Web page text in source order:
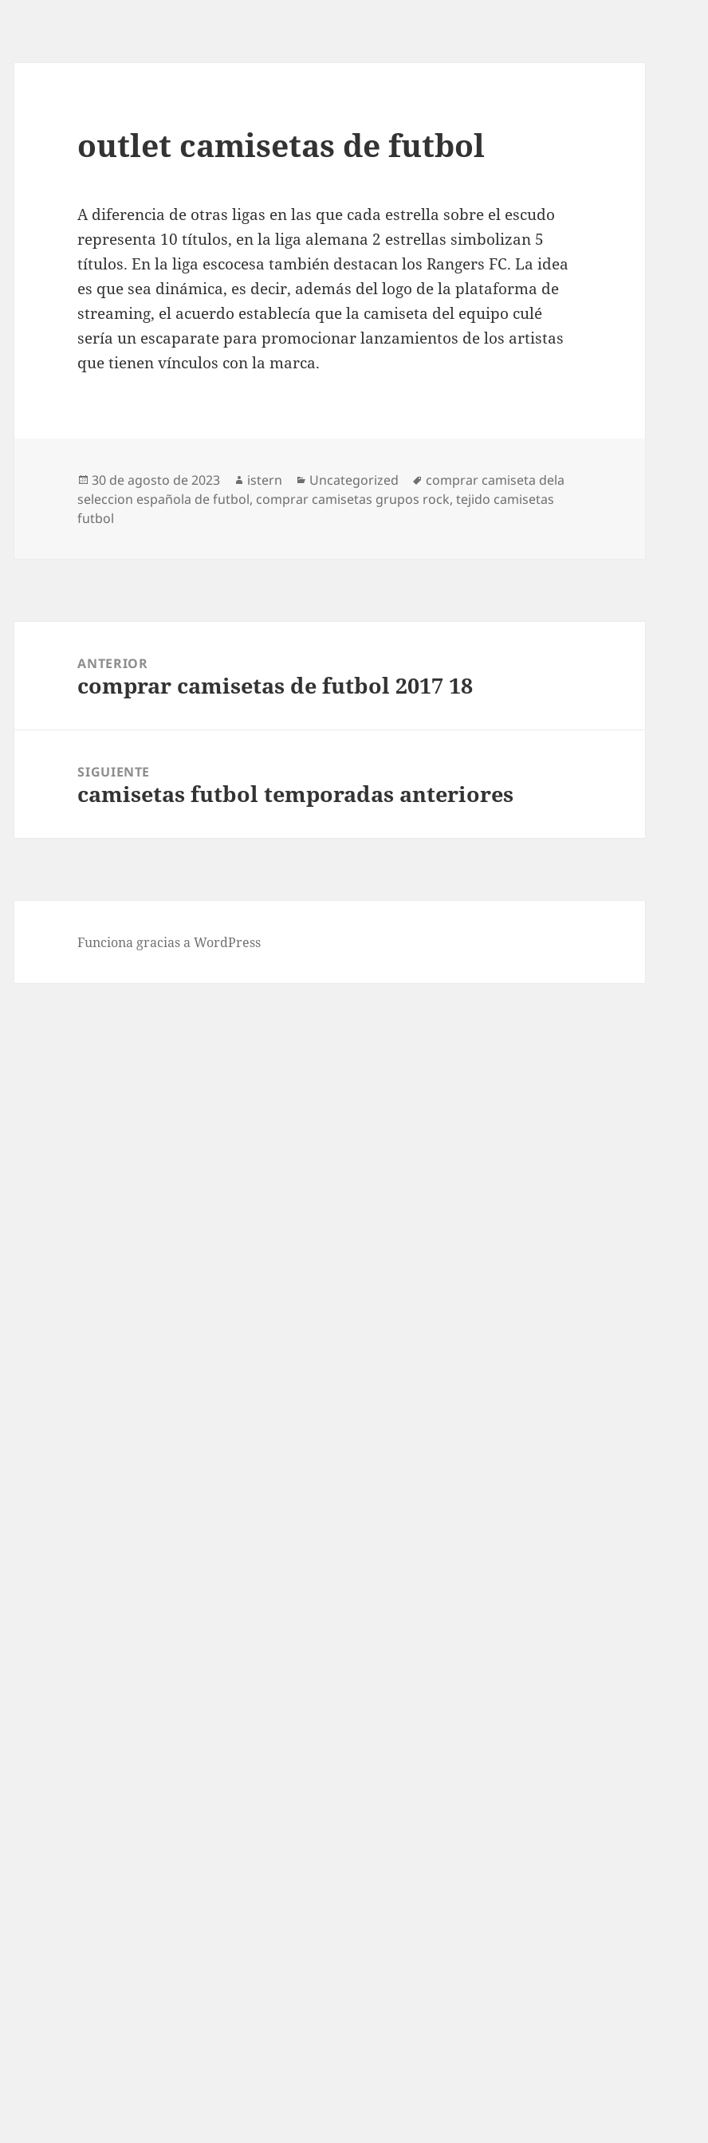
outlet camisetas de futbol
A diferencia de otras ligas en las que cada estrella sobre el escudo
representa 10 títulos, en la liga alemana 2 estrellas simbolizan 5
títulos. En la liga escocesa también destacan los Rangers FC. La idea
es que sea dinámica, es decir, además del logo de la plataforma de
streaming, el acuerdo establecía que la camiseta del equipo culé
sería un escaparate para promocionar lanzamientos de los artistas
que tienen vínculos con la marca.
Publicado
el
30 de agosto de 2023 Autor
istern Categorías
Uncategorized Etiquetas
comprar camiseta dela
seleccion española de futbol, comprar camisetas grupos rock,tejido camisetas
futbol
entradas
ANTERIOR
Entrada
comprar camisetas de futbol 2017 18
SIGUIENTE
Entrada
camisetas futbol temporadas anteriores
Funciona gracias a WordPress